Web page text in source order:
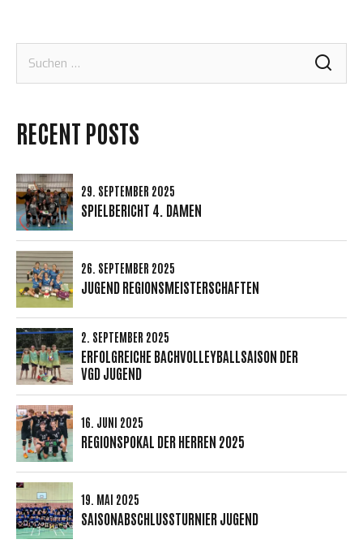
nach:
RECENT POSTS
29. SEPTEMBER 2025
SPIELBERICHT 4. DAMEN
26. SEPTEMBER 2025
JUGEND REGIONSMEISTERSCHAFTEN
2. SEPTEMBER 2025
ERFOLGREICHE BACHVOLLEYBALLSAISON DER
VGD JUGEND
16. JUNI 2025
REGIONSPOKAL DER HERREN 2025
19. MAI 2025
SAISONABSCHLUSSTURNIER JUGEND